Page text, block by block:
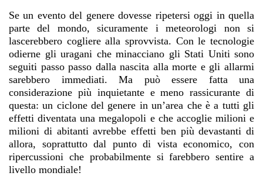
Se un evento del genere dovesse ripetersi oggi in quella
parte del mondo, sicuramente i meteorologi non si
lascerebbero cogliere alla sprovvista. Con le tecnologie
odierne gli uragani che minacciano gli Stati Uniti sono
seguiti passo passo dalla nascita alla morte e gli allarmi
sarebbero immediati. Ma può essere fatta una
considerazione più inquietante e meno rassicurante di
questa: un ciclone del genere in un’area che è a tutti gli
effetti diventata una megalopoli e che accoglie milioni e
milioni di abitanti avrebbe effetti ben più devastanti di
allora, soprattutto dal punto di vista economico, con
ripercussioni che probabilmente si farebbero sentire a
livello mondiale!